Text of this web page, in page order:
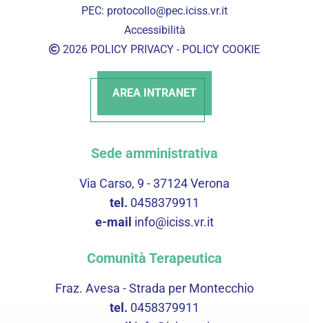
PEC: protocollo@pec.iciss.vr.it
Accessibilità
2026 POLICY PRIVACY - POLICY COOKIE
AREA INTRANET
Sede amministrativa
Via Carso, 9 - 37124 Verona
tel. 0458379911
e-mail info@iciss.vr.it
Comunità Terapeutica
Fraz. Avesa - Strada per Montecchio
tel. 0458379911